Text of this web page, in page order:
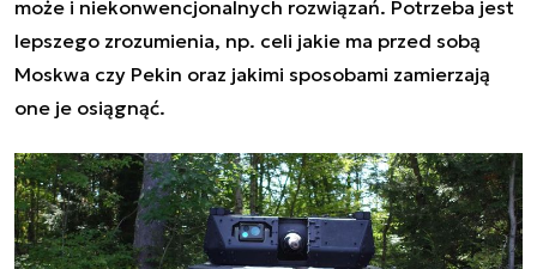
może i niekonwencjonalnych rozwiązań. Potrzeba jest
lepszego zrozumienia, np. celi jakie ma przed sobą
Moskwa czy Pekin oraz jakimi sposobami zamierzają
one je osiągnąć.